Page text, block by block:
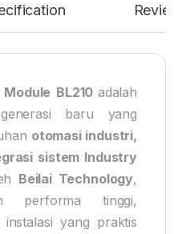
Module BL210 adalah
baru yang
otomasi industri,
sistem Industry
Beilai Technology,
performa tinggi,
yang praktis